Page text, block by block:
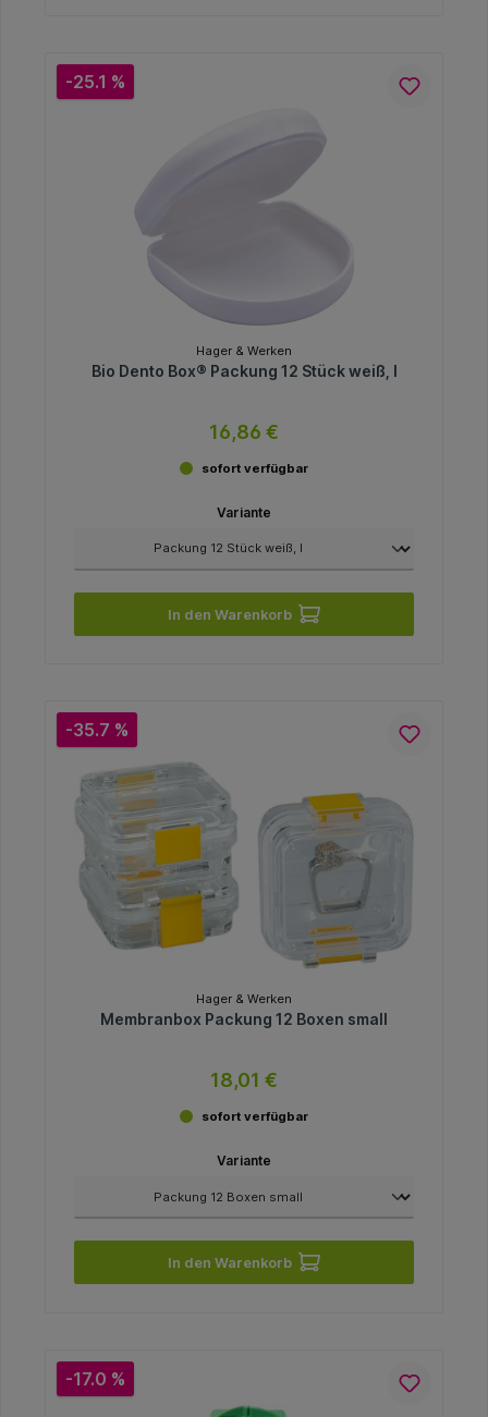
-25.1 %
Hager & Werken
Bio Dento Box® Packung 12 Stück weiß, I
16,86 €
sofort verfügbar
Variante
In den Warenkorb
-35.7 %
Hager & Werken
Membranbox Packung 12 Boxen small
18,01 €
sofort verfügbar
Variante
In den Warenkorb
-17.0 %